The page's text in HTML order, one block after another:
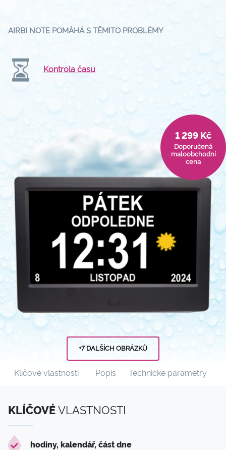
AIRBI NOTE POMÁHÁ S TĚMITO PROBLÉMY
Kontrola času
+7 DALŠÍCH OBRÁZKŮ
1 299 Kč
Doporučená
maloobchodní
cena
Klíčové vlastnosti Popis Technické parametry
KLÍČOVÉVLASTNOSTI
hodiny, kalendář, část dne